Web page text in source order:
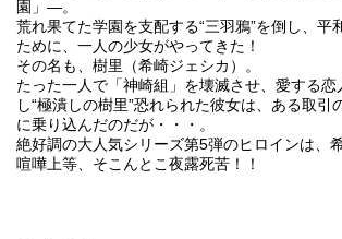
園」—。
荒れ果てた学園を支配する“三羽鴉”を倒し、平
ために、一人の少女がやってきた！
その名も、樹里（希崎ジェシカ）。
たった一人で「神崎組」を壊滅させ、愛する恋
し“極潰しの樹里”恐れられた彼女は、ある取引
に乗り込んだのだが・・・。
絶好調の大人気シリーズ第5弾のヒロインは、
喧嘩上等、そこんとこ夜露死苦！！